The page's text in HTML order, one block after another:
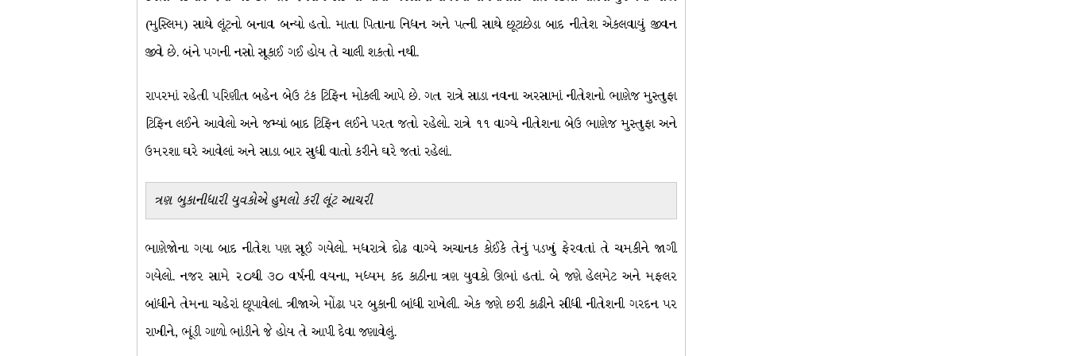
(મુસ્લિમ) સાથે લૂંટનો બનાવ બન્યો હતો. માતા પિતાના નિધન અને પત્ની સાથે છૂટાછેડા બાદ નીતેશ એકલવાયું જીવન
જીવે છે. બંને પગની નસો સૂકાઈ ગઈ હોય તે ચાલી શકતો નથી.
રાપરમાં રહેતી પરિણીત બહેન બેઉ ટંક ટિફિન મોકલી આપે છે. ગત રાત્રે સાડા નવના અરસામાં નીતેશનો ભાણેજ મુસ્તુફા
ટિફિન લઈને આવેલો અને જમ્યાં બાદ ટિફિન લઈને પરત જતો રહેલો. રાત્રે ૧૧ વાગ્યે નીતેશના બેઉ ભાણેજ મુસ્તુફા અને
ઉમરશા ઘરે આવેલાં અને સાડા બાર સુધી વાતો કરીને ઘરે જતાં રહેલાં.
ત્રણ બુકાનીધારી યુવકોએ હુમલો કરી લૂંટ આચરી
ભાણેજોના ગયા બાદ નીતેશ પણ સૂઈ ગયેલો. મધરાત્રે દોઢ વાગ્યે અચાનક કોઈકે તેનું પડખું ફેરવતાં તે ચમકીને જાગી
ગયેલો. નજર સામે ૨૦થી ૩૦ વર્ષની વયના, મધ્યમ કદ કાઠીના ત્રણ યુવકો ઊભાં હતાં. બે જણે હેલમેટ અને મફલર
બાંધીને તેમના ચહેરાં છૂપાવેલાં. ત્રીજાએ મોંઢા પર બુકાની બાંધી રાખેલી. એક જણે છરી કાઢીને સીધી નીતેશની ગરદન પર
રાખીને, ભૂંડી ગાળો ભાંડીને જે હોય તે આપી દેવા જણાવેલું.